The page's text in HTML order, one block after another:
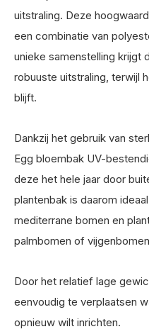
uitstraling. Deze
een combinatie van
unieke samenstelling krijgt
robuuste uitstraling, terwijl
blijft.
Dankzij het gebruik van
Egg bloembak UV-
deze het hele jaar door
plantenbak is daarom
mediterrane bomen en
palmbomen of
Door het relatief lage
eenvoudig te verplaatsen
opnieuw wilt inrichten.